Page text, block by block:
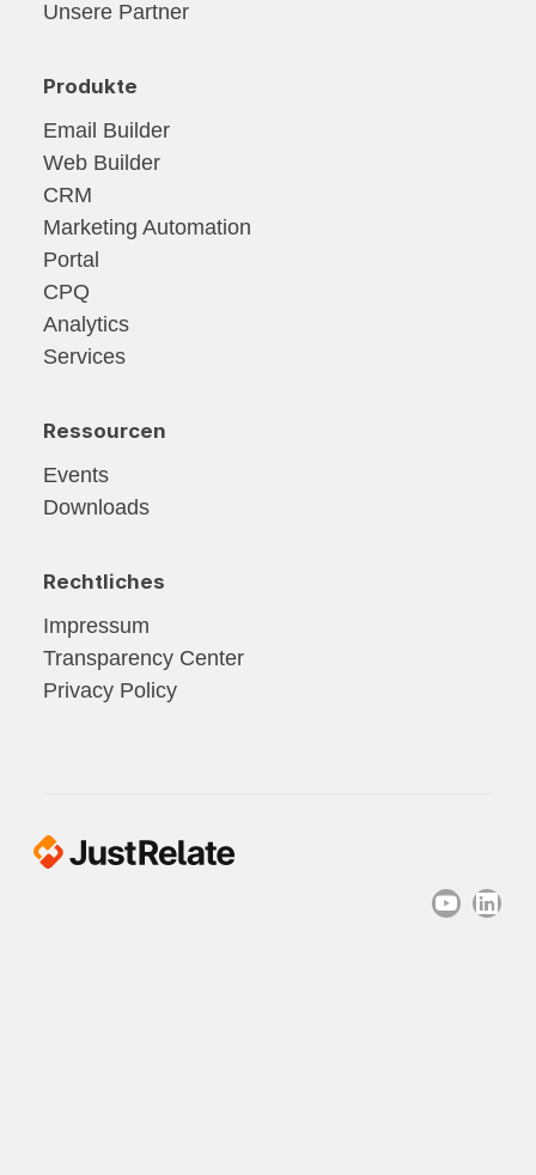
Unsere Partner
Produkte
Email Builder
Web Builder
CRM
Marketing Automation
Portal
CPQ
Analytics
Services
Ressourcen
Events
Downloads
Rechtliches
Impressum
Transparency Center
Privacy Policy